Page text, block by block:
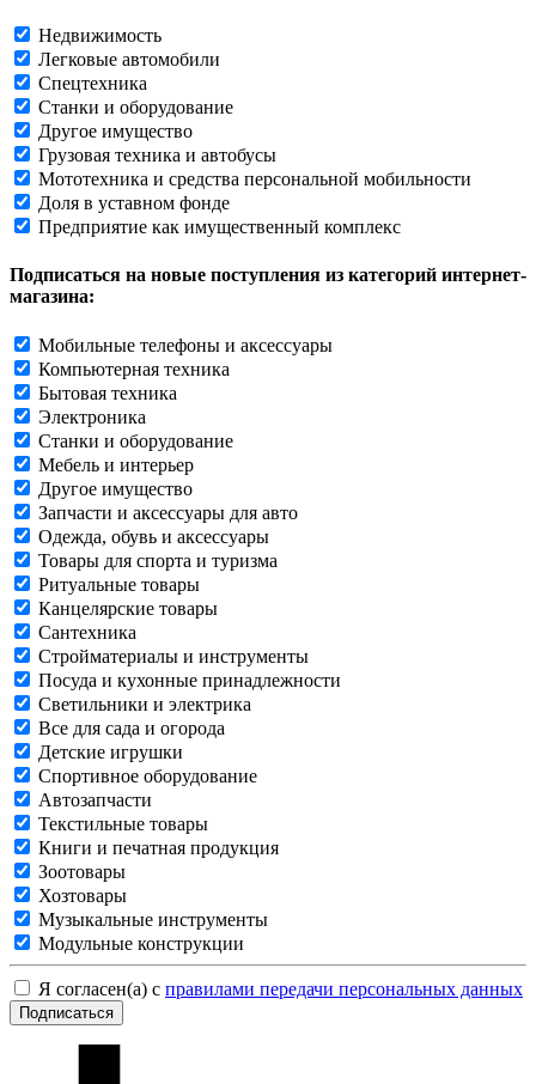
Недвижимость
Легковые автомобили
Спецтехника
Станки и оборудование
Другое имущество
Грузовая техника и автобусы
Мототехника и средства персональной мобильности
Доля в уставном фонде
Предприятие как имущественный комплекс
Подписаться на новые поступления из категорий интернет-
магазина:
Мобильные телефоны и аксессуары
Компьютерная техника
Бытовая техника
Электроника
Станки и оборудование
Мебель и интерьер
Другое имущество
Запчасти и аксессуары для авто
Одежда, обувь и аксессуары
Товары для спорта и туризма
Ритуальные товары
Канцелярские товары
Сантехника
Стройматериалы и инструменты
Посуда и кухонные принадлежности
Светильники и электрика
Все для сада и огорода
Детские игрушки
Спортивное оборудование
Автозапчасти
Текстильные товары
Книги и печатная продукция
Зоотовары
Хозтовары
Музыкальные инструменты
Модульные конструкции
Я согласен(а) с правилами передачи персональных данных
Подписаться